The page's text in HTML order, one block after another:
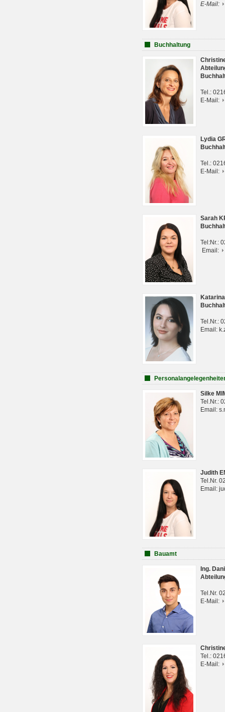
E-Mail:
Buchhaltung
Tel.:
E-Mail:
Lydia
Tel.:
E-Mail:
Sarah
Tel:Nr.:
Email:
Tel.Nr.:
Email:
Silke
Tel.Nr.:
Email:
Judith
Tel.Nr.
Email:
Bauamt
Ing.
Tel.Nr.
E-Mail:
Tel.:
E-Mail: